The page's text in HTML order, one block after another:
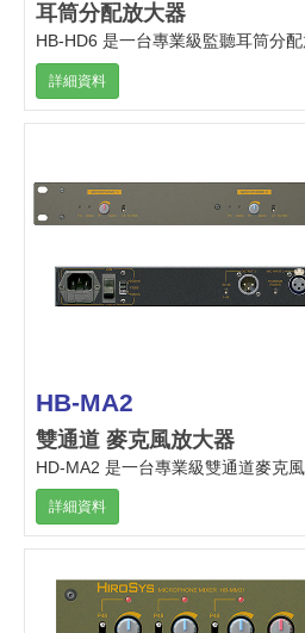
耳筒分配放大器
詳細資料
HB-MA2
雙通道 麥克風放大器
詳細資料